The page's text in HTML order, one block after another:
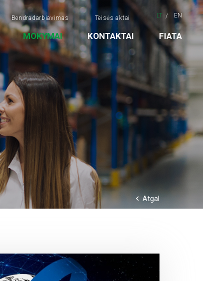
Bendradarbiavimas Teisės aktai LT EN
MOKYMAI KONTAKTAI FIATA
Atgal